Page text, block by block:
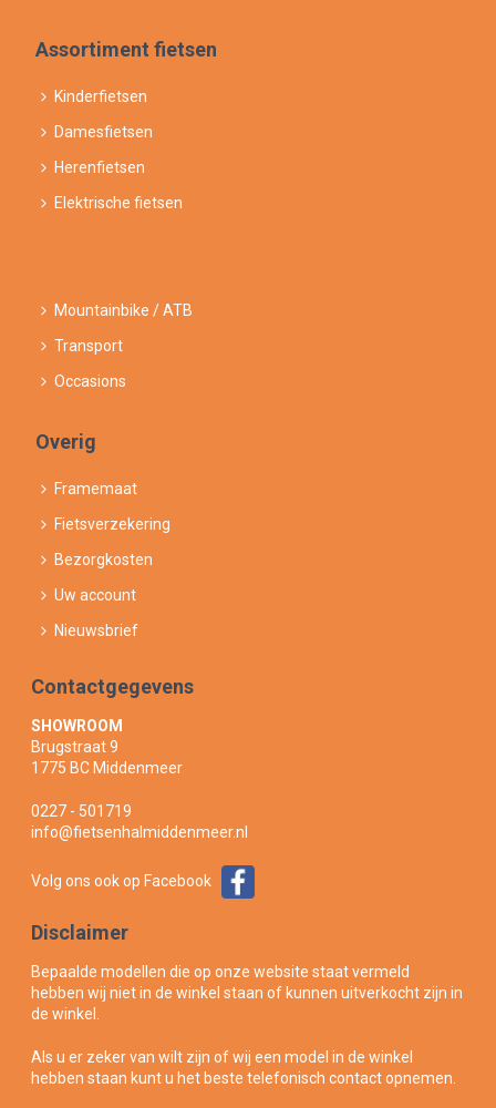
Assortiment fietsen
Kinderfietsen
Damesfietsen
Herenfietsen
Elektrische fietsen
Mountainbike / ATB
Transport
Occasions
Overig
Framemaat
Fietsverzekering
Bezorgkosten
Uw account
Nieuwsbrief
Contactgegevens
SHOWROOM
Brugstraat 9
1775 BC Middenmeer
0227 - 501719
info@fietsenhalmiddenmeer.nl
Volg ons ook op Facebook
Disclaimer
Bepaalde modellen die op onze website staat vermeld
hebben wij niet in de winkel staan of kunnen uitverkocht zijn in
de winkel.
Als u er zeker van wilt zijn of wij een model in de winkel
hebben staan kunt u het beste telefonisch contact opnemen.